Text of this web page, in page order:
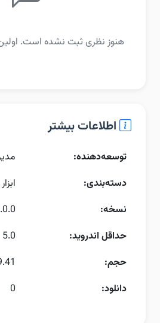
هنوز نظری ثبت نشده است.
اطلاعات بیشتر
توسعه‌دهنده:
دسته‌بندی:
ابزار
نسخه:
حداقل اندروید:
5.0
حجم:
MB
دانلود:
0